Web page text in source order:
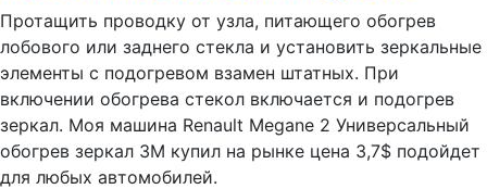
Протащить проводку от узла, питающего обогрев
лобового или заднего стекла и установить зеркальные
элементы с подогревом взамен штатных. При
включении обогрева стекол включается и подогрев
зеркал. Моя машина Renault Megane 2 Универсальный
обогрев зеркал 3М купил на рынке цена 3,7$ подойдет
для любых автомобилей.